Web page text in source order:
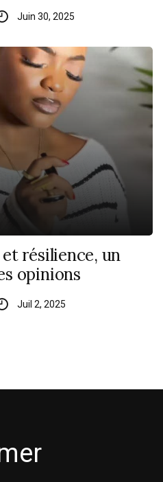
Juin 30, 2025
résilience, un
opinions
Juil 2, 2025